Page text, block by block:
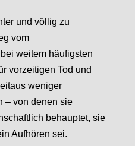
und völlig zu
vom
weitem häufigsten
vorzeitigen Tod und
weniger
– von denen sie
behauptet, sie
Aufhören sei.